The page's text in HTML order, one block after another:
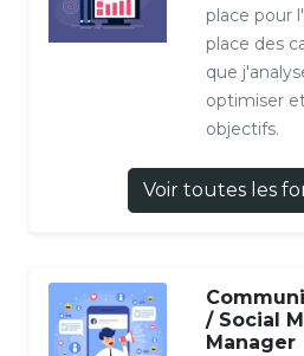
place pour
place des
que
optimiser
objectifs.
Voir toutes les
/ Social
Manager